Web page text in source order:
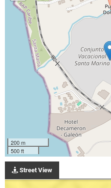
200 m
500 ft
Street View